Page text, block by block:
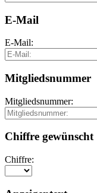
E-Mail
E-Mail:
Mitgliedsnummer
Mitgliedsnummer:
Chiffre gewünscht
Chiffre: